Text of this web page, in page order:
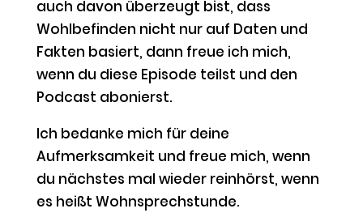
auch davon überzeugt bist, dass
Wohlbefinden nicht nur auf Daten und
Fakten basiert, dann freue ich mich,
wenn du diese Episode teilst und den
Podcast abonierst.
Ich bedanke mich für deine
Aufmerksamkeit und freue mich, wenn
du nächstes mal wieder reinhörst, wenn
es heißt Wohnsprechstunde.